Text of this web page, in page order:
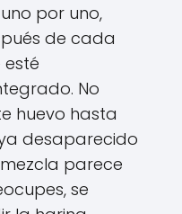
por uno,
de cada
No
huevo hasta
desaparecido
parece
se